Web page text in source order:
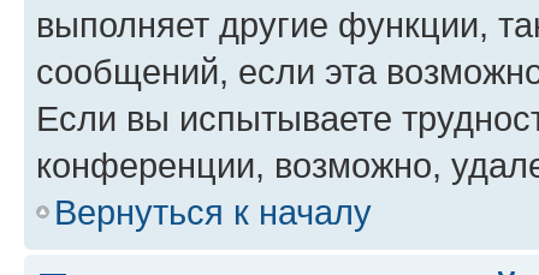
выполняет другие функции,
сообщений, если эта
Если вы испытываете
конференции, возможно,
Вернуться к началу